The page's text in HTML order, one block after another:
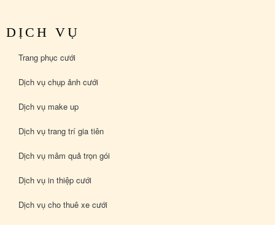
DỊCH VỤ
Trang phục cưới
Dịch vụ chụp ảnh cưới
Dịch vụ make up
Dịch vụ trang trí gia tiên
Dịch vụ mâm quả trọn gói
Dịch vụ in thiệp cưới
Dịch vụ cho thuê xe cưới